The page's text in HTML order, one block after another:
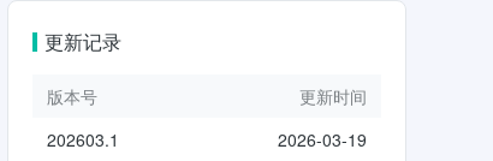
更新记录
版本号
更新时间
202603.1
2026-03-19